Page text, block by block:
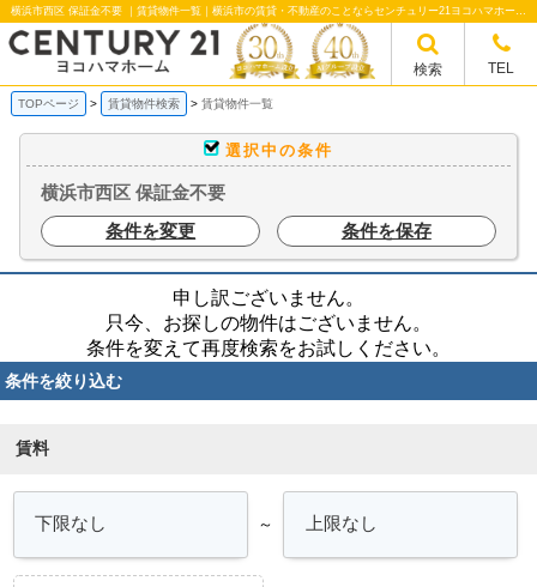
横浜市西区 保証金不要 ｜賃貸物件一覧｜横浜市の賃貸・不動産のことならセンチュリー21ヨコハマホームへ！横浜市の賃貸仲介や不動産売却・買取、不動産管理など不動産のことならなんでもご相談ください。
検索 TEL
TOPページ 賃貸物件検索 賃貸物件一覧
選択中の条件
横浜市西区 保証金不要
条件を変更
条件を保存
申し訳ございません。
只今、お探しの物件はございません。
条件を変えて再度検索をお試しください。
条件を絞り込む
賃料
～